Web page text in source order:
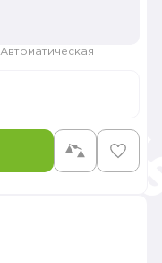
Автоматическая